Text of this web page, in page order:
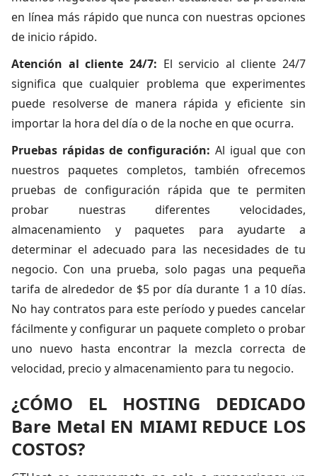
en línea más rápido que nunca con nuestras opciones
de inicio rápido.
Atención al cliente 24/7: El servicio al cliente 24/7
significa que cualquier problema que experimentes
puede resolverse de manera rápida y eficiente sin
importar la hora del día o de la noche en que ocurra.
Pruebas rápidas de configuración: Al igual que con
nuestros paquetes completos, también ofrecemos
pruebas de configuración rápida que te permiten
probar nuestras diferentes velocidades,
almacenamiento y paquetes para ayudarte a
determinar el adecuado para las necesidades de tu
negocio. Con una prueba, solo pagas una pequeña
tarifa de alrededor de $5 por día durante 1 a 10 días.
No hay contratos para este período y puedes cancelar
fácilmente y configurar un paquete completo o probar
uno nuevo hasta encontrar la mezcla correcta de
velocidad, precio y almacenamiento para tu negocio.
¿CÓMO EL HOSTING DEDICADO
Bare Metal EN MIAMI REDUCE LOS
COSTOS?